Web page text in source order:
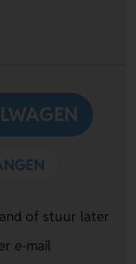
of stuur later
e-mail